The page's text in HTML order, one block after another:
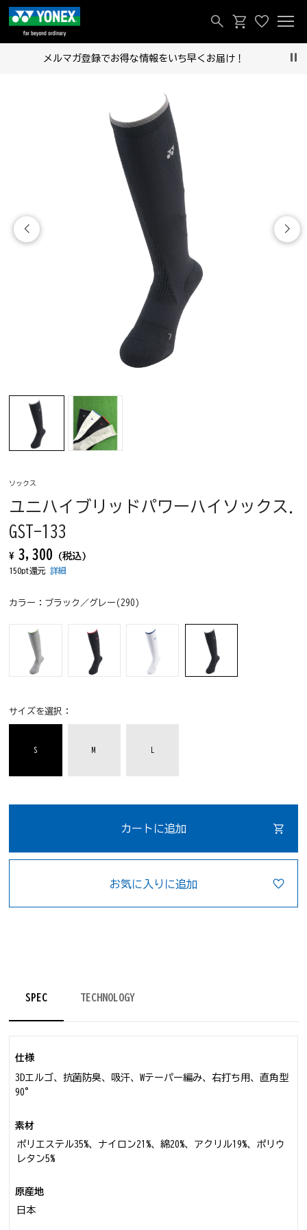
メルマガ登録でお得な情報をいち早くお届け！
ソックス
ユニハイブリッドパワーハイソックス.
GST-133
¥ 3,300 (税込)
150pt還元詳細
カラー： ブラック／グレー(290)
サイズを選択：
S M
カートに追加
お気に入りに追加
SPEC TECHNOLOGY
仕様
3Dエルゴ、抗菌防臭、吸汗、Wテーパー編み、右打ち用、直角型
90°
素材
ポリエステル35%、ナイロン21%、綿20%、アクリル19%、ポリウ
レタン5%
原産地
日本